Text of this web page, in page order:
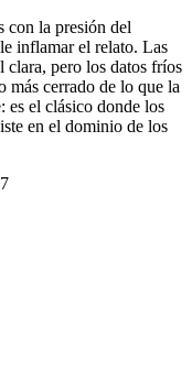
con la presión del
inflamar el relato. Las
clara, pero los datos fríos
más cerrado de lo que la
es el clásico donde los
en el dominio de los